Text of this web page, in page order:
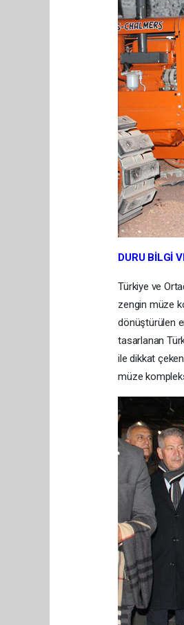
DURU BİLGİ
Türkiye ve
zengin müze
dönüştürülen
tasarlanan
ile dikkat
müze